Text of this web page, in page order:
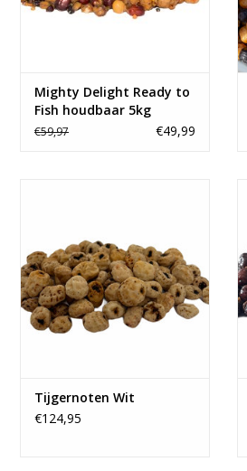
Mighty Delight Ready to
Fish houdbaar 5kg
€59,97 €49,99
mixen doen de karpers doen
smikkelen!
Tijgernoten Wit
€124,95